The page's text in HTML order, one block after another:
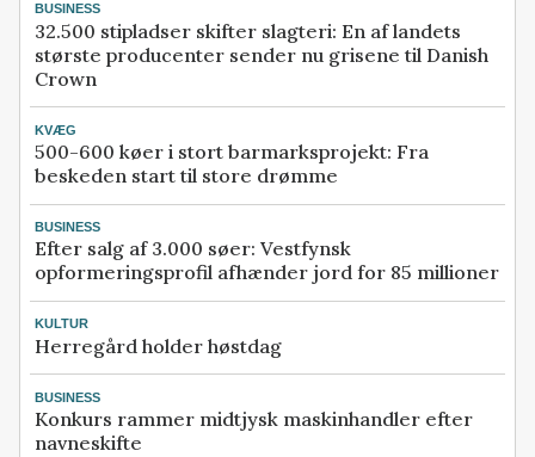
BUSINESS
32.500 stipladser skifter slagteri: En af landets
største producenter sender nu grisene til Danish
Crown
KVÆG
500-600 køer i stort barmarksprojekt: Fra
beskeden start til store drømme
BUSINESS
Efter salg af 3.000 søer: Vestfynsk
opformeringsprofil afhænder jord for 85 millioner
KULTUR
Herregård holder høstdag
BUSINESS
Konkurs rammer midtjysk maskinhandler efter
navneskifte